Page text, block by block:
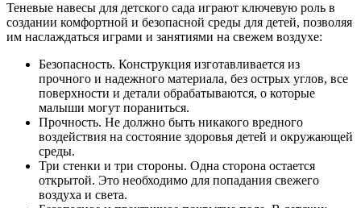
Теневые навесы для детского сада играют ключевую роль в
создании комфортной и безопасной среды для детей, позволяя
им наслаждаться играми и занятиями на свежем воздухе:
Безопасность. Конструкция изготавливается из
прочного и надежного материала, без острых углов, все
поверхности и детали обрабатываются, о которые
малыши могут пораниться.
Прочность. Не должно быть никакого вредного
воздействия на состояние здоровья детей и окружающей
среды.
Три стенки и три стороны. Одна сторона остается
открытой. Это необходимо для попадания свежего
воздуха и света.